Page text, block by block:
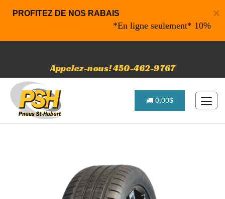
×
PROFITEZ DE NOS RABAIS
*En ligne seulement* 10% de
Appelez-nous! 450-462-9767
0.00$